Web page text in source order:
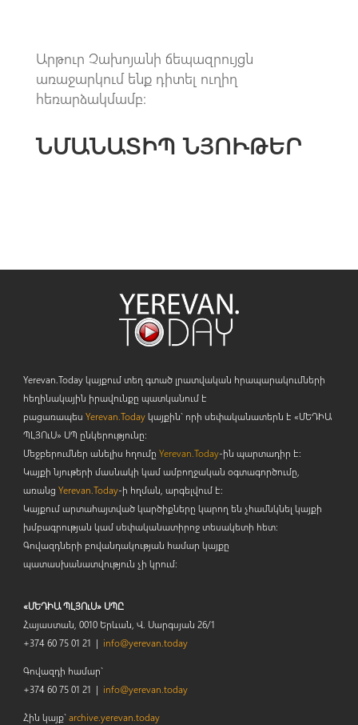
Արթուր Չախոյանի ճեպազրույցն
առաջարկում ենք դիտել ուղիղ
հեռարձակմամբ։
ՆՄԱՆԱՏԻՊ ՆՅՈՒԹԵՐ
Yerevan.Today կայքում տեղ գտած լրատվական հրապարակումների
հեղինակային իրավունքը պատկանում է
բացառապես Yerevan.Todayկայքին` որի սեփականատերն է «ՄԵԴԻԱ
ՊԼՅՈւՍ» ՍՊ ընկերությունը։
Մեջբերումներ անելիս հղումը Yerevan.Today-ին պարտադիր է:
Կայքի նյութերի մասնակի կամ ամբողջական օգտագործումը,
առանց Yerevan.Today-ի հղման, արգելվում է:
Կայքում արտահայտված կարծիքները կարող են չհամնկնել կայքի
խմբագրության կամ սեփականատիրոջ տեսակետի հետ:
Գովազդների բովանդակության համար կայքը
պատասխանատվություն չի կրում:
«ՄԵԴԻԱ ՊԼՅՈւՍ» ՍՊԸ
Հայաստան, 0010 Երևան, Վ. Սարգսյան 26/1
+374 60 75 01 21 | info@yerevan.today
Գովազդի համար`
+374 60 75 01 21 | info@yerevan.today
Հին կայք`archive.yerevan.today